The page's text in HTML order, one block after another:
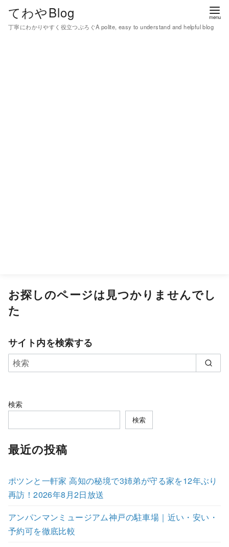
てわやBlog
丁寧にわかりやすく役立つぶろぐA polite, easy to understand and helpful blog
お探しのページは見つかりませんでし
た
サイト内を検索する
検索
検索
最近の投稿
ポツンと一軒家 高知の秘境で3姉弟が守る家を12年ぶり
再訪！2026年8月2日放送
アンパンマンミュージアム神戸の駐車場｜近い・安い・
予約可を徹底比較